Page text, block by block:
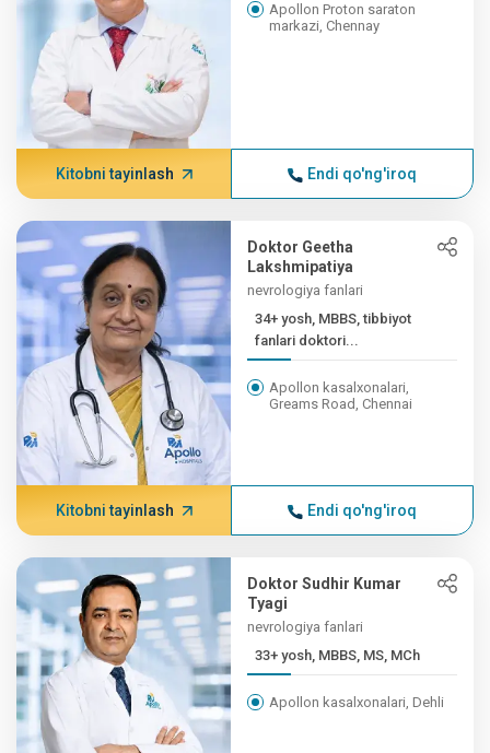
Apollon Proton saraton
markazi, Chennay
Kitobni tayinlash Endi qo'ng'iroq
Doktor Geetha
Lakshmipatiya
nevrologiya fanlari
34+ yosh, MBBS, tibbiyot
fanlari doktori...
Apollon kasalxonalari,
Greams Road, Chennai
Kitobni tayinlash Endi qo'ng'iroq
Doktor Sudhir Kumar
Tyagi
nevrologiya fanlari
33+ yosh, MBBS, MS, MCh
Apollon kasalxonalari, Dehli